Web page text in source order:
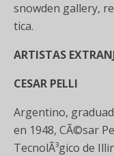
snowden gallery,
tica.
ARTISTAS
CESAR PELLI
Argentino,
en 1948, CÃ©sar
TecnolÃ³gico de